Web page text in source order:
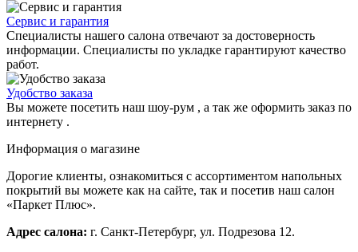
Сервис и гарантия
Специалисты нашего салона отвечают за достоверность
информации. Специалисты по укладке гарантируют качество
работ.
Удобство заказа
Вы можете посетить наш шоу-рум , а так же оформить заказ по
интернету .
Информация о магазине
Дорогие клиенты, ознакомиться с ассортиментом напольных
покрытий вы можете как на сайте, так и посетив наш салон
«Паркет Плюс».
Адрес салона: г. Санкт-Петербург, ул. Подрезова 12.